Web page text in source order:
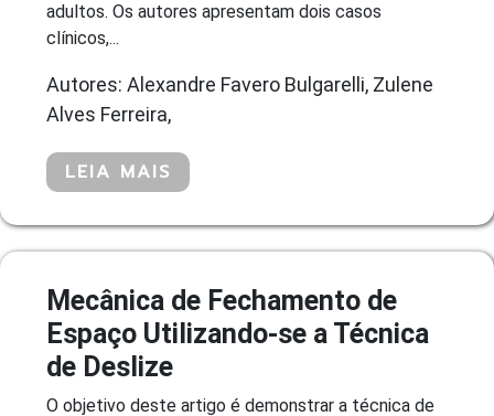
adultos. Os autores apresentam dois casos
clínicos,...
Autores: Alexandre Favero Bulgarelli, Zulene
Alves Ferreira,
LEIA MAIS
Mecânica de Fechamento de
Espaço Utilizando-se a Técnica
de Deslize
O objetivo deste artigo é demonstrar a técnica de